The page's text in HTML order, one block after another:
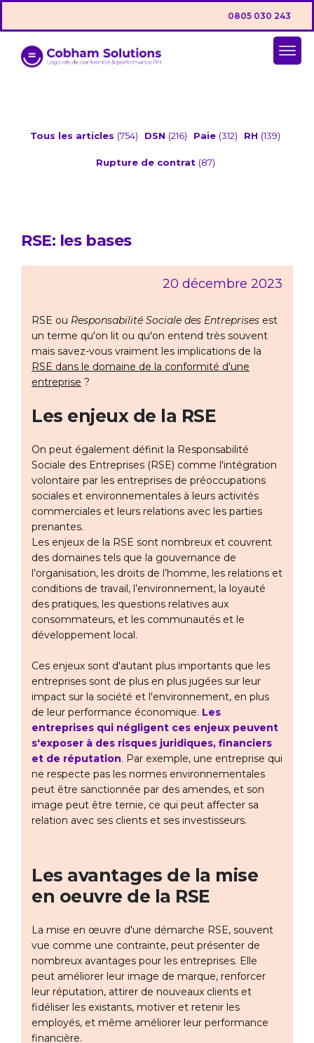
0805 030 243
Tous les articles (754) DSN (216) Paie (312) RH (139)
Rupture de contrat (87)
RSE: les bases
20 décembre 2023
RSE ou Responsabilité Sociale des Entreprises est
un terme qu'on lit ou qu'on entend très souvent
mais savez-vous vraiment les implications de la
RSE dans le domaine de la conformité d'une
entreprise ?
Les enjeux de la RSE
On peut également définit la Responsabilité
Sociale des Entreprises (RSE) comme l'intégration
volontaire par les entreprises de préoccupations
sociales et environnementales à leurs activités
commerciales et leurs relations avec les parties
prenantes.
Les enjeux de la RSE sont nombreux et couvrent
des domaines tels que la gouvernance de
l’organisation, les droits de l’homme, les relations et
conditions de travail, l’environnement, la loyauté
des pratiques, les questions relatives aux
consommateurs, et les communautés et le
développement local.
Ces enjeux sont d'autant plus importants que les
entreprises sont de plus en plus jugées sur leur
impact sur la société et l'environnement, en plus
de leur performance économique. Les
entreprises qui négligent ces enjeux peuvent
s'exposer à des risques juridiques, financiers
et de réputation. Par exemple, une entreprise qui
ne respecte pas les normes environnementales
peut être sanctionnée par des amendes, et son
image peut être ternie, ce qui peut affecter sa
relation avec ses clients et ses investisseurs.
Les avantages de la mise
en oeuvre de la RSE
La mise en œuvre d'une démarche RSE, souvent
vue comme une contrainte, peut présenter de
nombreux avantages pour les entreprises. Elle
peut améliorer leur image de marque, renforcer
leur réputation, attirer de nouveaux clients et
fidéliser les existants, motiver et retenir les
employés, et même améliorer leur performance
financière.